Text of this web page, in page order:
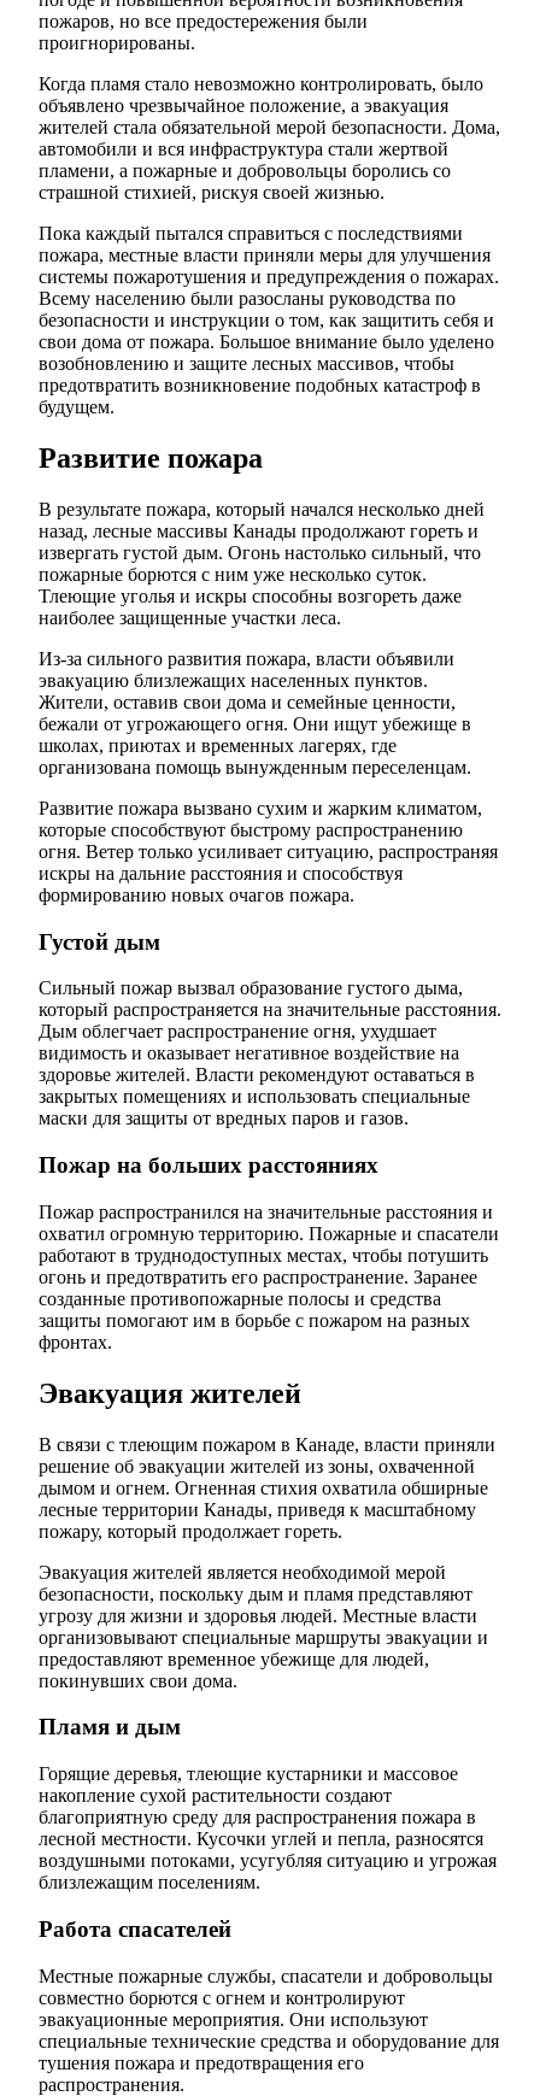
пожаров, но все предостережения были
проигнорированы.
Когда пламя стало невозможно контролировать, было
объявлено чрезвычайное положение, а эвакуация
жителей стала обязательной мерой безопасности. Дома,
автомобили и вся инфраструктура стали жертвой
пламени, а пожарные и добровольцы боролись со
страшной стихией, рискуя своей жизнью.
Пока каждый пытался справиться с последствиями
пожара, местные власти приняли меры для улучшения
системы пожаротушения и предупреждения о пожарах.
Всему населению были разосланы руководства по
безопасности и инструкции о том, как защитить себя и
свои дома от пожара. Большое внимание было уделено
возобновлению и защите лесных массивов, чтобы
предотвратить возникновение подобных катастроф в
будущем.
Развитие пожара
В результате пожара, который начался несколько дней
назад, лесные массивы Канады продолжают гореть и
извергать густой дым. Огонь настолько сильный, что
пожарные борются с ним уже несколько суток.
Тлеющие уголья и искры способны возгореть даже
наиболее защищенные участки леса.
Из-за сильного развития пожара, власти объявили
эвакуацию близлежащих населенных пунктов.
Жители, оставив свои дома и семейные ценности,
бежали от угрожающего огня. Они ищут убежище в
школах, приютах и временных лагерях, где
организована помощь вынужденным переселенцам.
Развитие пожара вызвано сухим и жарким климатом,
которые способствуют быстрому распространению
огня. Ветер только усиливает ситуацию, распространяя
искры на дальние расстояния и способствуя
формированию новых очагов пожара.
Густой дым
Сильный пожар вызвал образование густого дыма,
который распространяется на значительные расстояния.
Дым облегчает распространение огня, ухудшает
видимость и оказывает негативное воздействие на
здоровье жителей. Власти рекомендуют оставаться в
закрытых помещениях и использовать специальные
маски для защиты от вредных паров и газов.
Пожар на больших расстояниях
Пожар распространился на значительные расстояния и
охватил огромную территорию. Пожарные и спасатели
работают в труднодоступных местах, чтобы потушить
огонь и предотвратить его распространение. Заранее
созданные противопожарные полосы и средства
защиты помогают им в борьбе с пожаром на разных
фронтах.
Эвакуация жителей
В связи с тлеющим пожаром в Канаде, власти приняли
решение об эвакуации жителей из зоны, охваченной
дымом и огнем. Огненная стихия охватила обширные
лесные территории Канады, приведя к масштабному
пожару, который продолжает гореть.
Эвакуация жителей является необходимой мерой
безопасности, поскольку дым и пламя представляют
угрозу для жизни и здоровья людей. Местные власти
организовывают специальные маршруты эвакуации и
предоставляют временное убежище для людей,
покинувших свои дома.
Пламя и дым
Горящие деревья, тлеющие кустарники и массовое
накопление сухой растительности создают
благоприятную среду для распространения пожара в
лесной местности. Кусочки углей и пепла, разносятся
воздушными потоками, усугубляя ситуацию и угрожая
близлежащим поселениям.
Работа спасателей
Местные пожарные службы, спасатели и добровольцы
совместно борются с огнем и контролируют
эвакуационные мероприятия. Они используют
специальные технические средства и оборудование для
тушения пожара и предотвращения его
распространения.